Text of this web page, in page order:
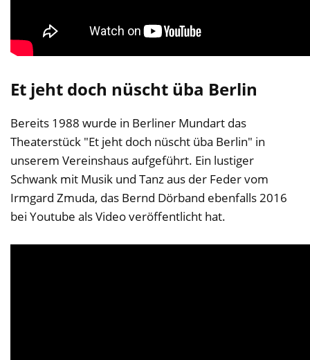
Et jeht doch nüscht üba Berlin
Bereits 1988 wurde in Berliner Mundart das
Theaterstück "Et jeht doch nüscht üba Berlin" in
unserem Vereinshaus aufgeführt. Ein lustiger
Schwank mit Musik und Tanz aus der Feder vom
Irmgard Zmuda, das Bernd Dörband ebenfalls 2016
bei Youtube als Video veröffentlicht hat.